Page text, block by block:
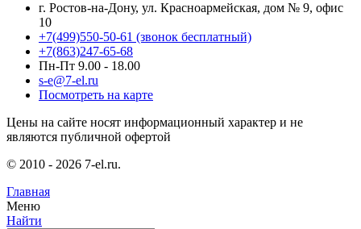
г. Ростов-на-Дону, ул. Красноармейская, дом № 9, офис
10
+7(499)550-50-61 (звонок бесплатный)
+7(863)247-65-68
Пн-Пт 9.00 - 18.00
s-e@7-el.ru
Посмотреть на карте
Цены на сайте носят информационный характер и не
являются публичной офертой
© 2010 - 2026 7-el.ru.
Главная
Меню
Найти